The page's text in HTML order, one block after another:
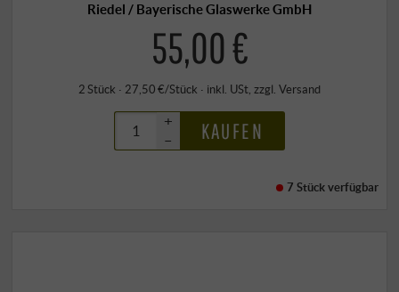
Riedel / Bayerische Glaswerke GmbH
55,00 €
2 Stück · 27,50 €/Stück · inkl. USt , zzgl. Versand
+
–
KAUFEN
7 Stückverfügbar